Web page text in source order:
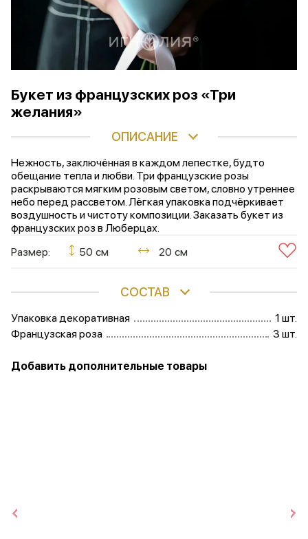
Букет из французских роз «Три
желания»
ОПИСАНИЕ
Нежность, заключённая в каждом лепестке, будто
обещание тепла и любви. Три французские розы
раскрываются мягким розовым светом, словно утреннее
небо перед рассветом. Лёгкая упаковка подчёркивает
воздушность и чистоту композиции. Заказать букет из
французских роз в Люберцах.
Размер:
50 см 20 см
СОСТАВ
Упаковка декоративная
1 шт.
Французская роза
3 шт.
Добавить дополнительные товары